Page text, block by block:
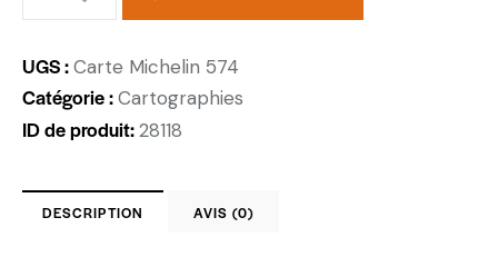
UGS :Carte Michelin 574
Catégorie :Cartographies
ID de produit:28118
DESCRIPTION AVIS (0)